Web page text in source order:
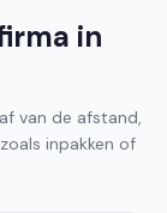
in
van de afstand,
inpakken of